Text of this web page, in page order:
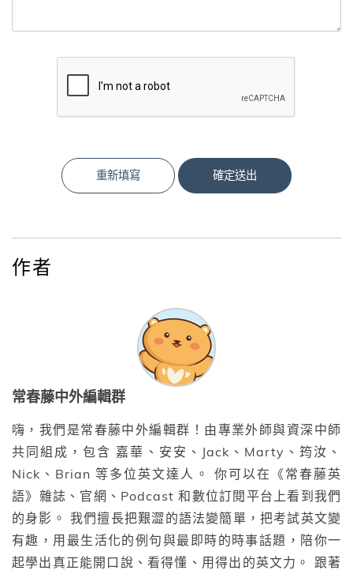
重新填寫 確定送出
作者
常春藤中外編輯群
嗨，我們是常春藤中外編輯群！由專業外師與資深中師
共同組成，包含 嘉華、安安、Jack、Marty、筠汝、
Nick、Brian 等多位英文達人。 你可以在《常春藤英
語》雜誌、官網、Podcast 和數位訂閱平台上看到我們
的身影。 我們擅長把艱澀的語法變簡單，把考試英文變
有趣，用最生活化的例句與最即時的時事話題，陪你一
起學出真正能開口說、看得懂、用得出的英文力。 跟著